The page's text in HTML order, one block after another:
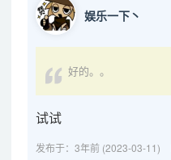
娱乐一下丶
好的。。
试试
发布于：3年前 (2023-03-11)